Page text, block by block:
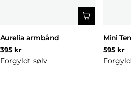
Aurelia armbånd
Normal
pris
395 kr
Forgyldt sølv
Mini
Normal
pris
595 kr